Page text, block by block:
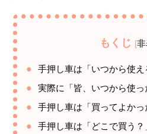
もくじ [
手押し車は「いつから使え
実際に「皆、いつから使っ
手押し車は「買ってよかっ
手押し車は「どこで買う？